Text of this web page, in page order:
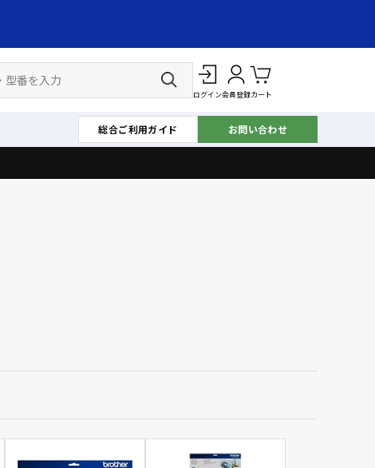
ログイン会員登録カート
総合ご利用ガイド お問い合わせ